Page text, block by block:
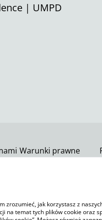
| UMPD
Warunki prawne
zrozumieć, jak korzystasz z
na temat tych plików cookie oraz